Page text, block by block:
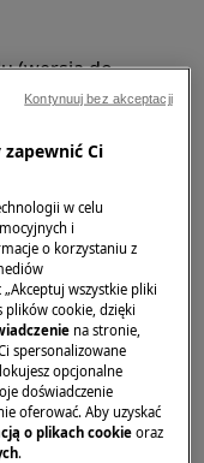
(wersja do
Electrolux
suszarki
spalenizny,
przewodu
poważny
Ci
w celu
i
o korzystaniu z
wszystkie pliki
plików cookie, dzięki
na stronie,
spersonalizowane
opcjonalne
doświadczenie
oferować. Aby uzyskać
o plikach cookie oraz
.
Kontynuuj bez akceptacji